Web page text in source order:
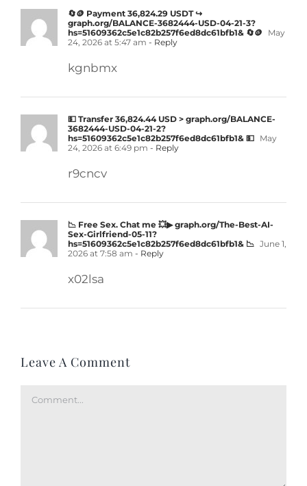
🔄🪙 Payment 36,824.29 USDT ↪
graph.org/BALANCE-3682444-USD-04-21-3?
hs=51609362c5e1c82b257f6ed8dc61bfb1& 🔄🪙
May
24, 2026 at 5:47 am - Reply
kgnbmx
💵 Transfer 36,824.44 USD > graph.org/BALANCE-
3682444-USD-04-21-2?
hs=51609362c5e1c82b257f6ed8dc61bfb1& 💵
May
24, 2026 at 6:49 pm - Reply
r9cncv
📉 Free Sex. Chat me 💥▶ graph.org/The-Best-AI-
Sex-Girlfriend-05-11?
hs=51609362c5e1c82b257f6ed8dc61bfb1& 📉 June 1,
2026 at 7:58 am - Reply
x02lsa
Leave A Comment
Comment